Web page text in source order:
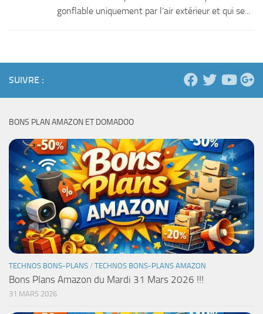
gonflable uniquement par l’air extérieur et qui se...
SUIVRE :
BONS PLAN AMAZON ET DOMADOO
TECHNOS BONS-PLANS / TECHNOS BONS-PLANS AMAZON
Bons Plans Amazon du Mardi 31 Mars 2026 !!!
31 MARS 2026